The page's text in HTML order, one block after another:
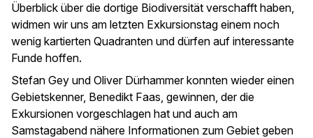
Überblick über die dortige Biodiversität verschafft haben,
widmen wir uns am letzten Exkursionstag einem noch
wenig kartierten Quadranten und dürfen auf interessante
Funde hoffen.
Stefan Gey und Oliver Dürhammer konnten wieder einen
Gebietskenner, Benedikt Faas, gewinnen, der die
Exkursionen vorgeschlagen hat und auch am
Samstagabend nähere Informationen zum Gebiet geben